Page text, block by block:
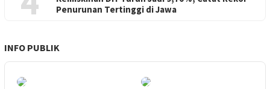
Penurunan Tertinggi di Jawa
INFO PUBLIK